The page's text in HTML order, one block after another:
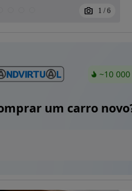
1 / 6
~10
um carro